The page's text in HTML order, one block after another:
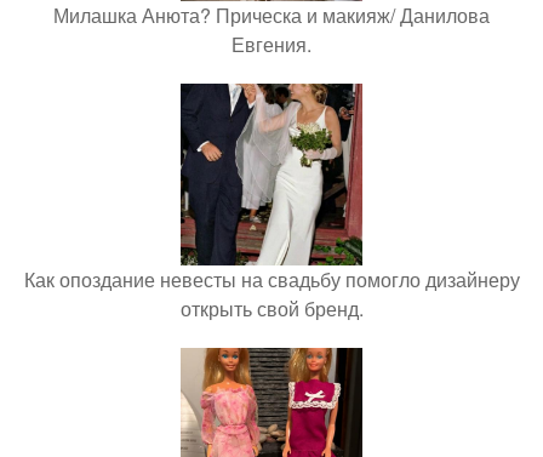
Милашка Анюта? Прическа и макияж/ Данилова
Евгения.
Как опоздание невесты на свадьбу помогло дизайнеру
открыть свой бренд.